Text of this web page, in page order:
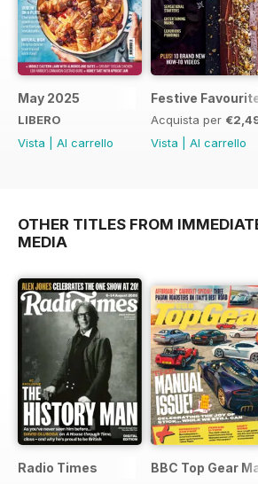
May 2025
LIBERO
Vista
Al carrello
Festive
Acquista per
Vista
Al carrello
OTHER TITLES FROM
MEDIA
Radio Times BBC Top Gear